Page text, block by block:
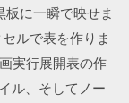
に一瞬で映せま
ルで表を作りま
実行展開表の作
ル、そしてノー